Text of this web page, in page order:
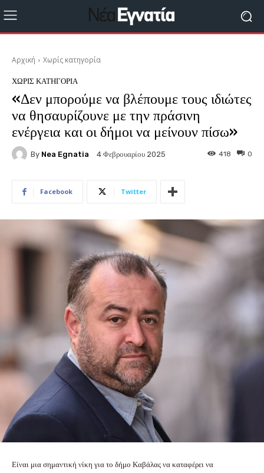
Αρχική Χωρίς κατηγορία
ΧΩΡΊΣ ΚΑΤΗΓΟΡΊΑ
«Δεν μπορούμε να βλέπουμε τους ιδιώτες
να θησαυρίζουνε με την πράσινη
ενέργεια και οι δήμοι να μείνουν πίσω»
By Nea Egnatia 4 Φεβρουαρίου 2025 0
418
Facebook Twitter
Είναι μια σημαντική νίκη για το δήμο Καβάλας να καταφέρει να